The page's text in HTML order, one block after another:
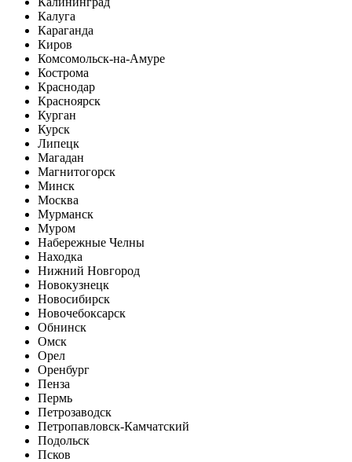
Калуга
Караганда
Киров
Комсомольск-на-Амуре
Кострома
Краснодар
Красноярск
Курган
Курск
Липецк
Магадан
Магнитогорск
Минск
Москва
Мурманск
Муром
Набережные Челны
Находка
Нижний Новгород
Новокузнецк
Новосибирск
Новочебоксарск
Обнинск
Омск
Орел
Оренбург
Пенза
Пермь
Петрозаводск
Петропавловск-Камчатский
Подольск
Псков